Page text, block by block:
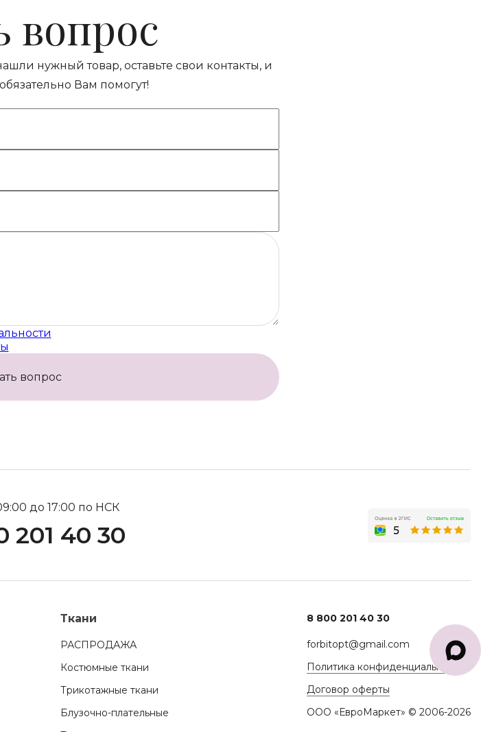
вопрос
нужный товар, оставьте свои контакты, и
Вам помогут!
вопрос
до 17:00 по НСК
201 40 30
Ткани
РАСПРОДАЖА
Костюмные ткани
Трикотажные ткани
Блузочно-плательные
8 800 201 40 30
forbitopt@gmail.com
Политика конфиденциальности
Договор оферты
ООО «ЕвроМаркет» © 2006-2026